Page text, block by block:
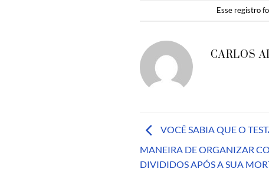
Esse registro
CARLOS
VOCÊ SABIA QUE O
MANEIRA DE ORGANIZAR
DIVIDIDOS APÓS A SUA